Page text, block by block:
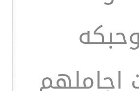
وحبكه
اجاملهم